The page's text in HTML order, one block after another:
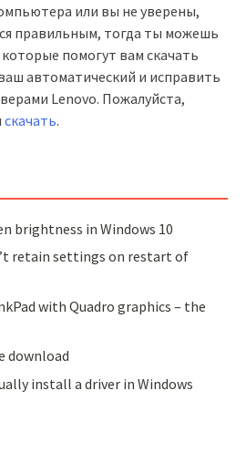
или вы не уверены,
правильным, тогда ты можешь
которые помогут вам скачать
автоматический и исправить
Lenovo. Пожалуйста,
скачать.
brightness in Windows 10
retain settings on restart of
with Quadro graphics – the
download
install a driver in Windows